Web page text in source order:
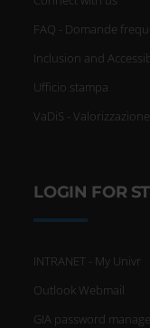
FAQ - Domande
Inclusion and
Ufficio stampa
VaDiS -
LOGIN FOR
INTRANET - My Univr
Outlook Webmail
GIA password